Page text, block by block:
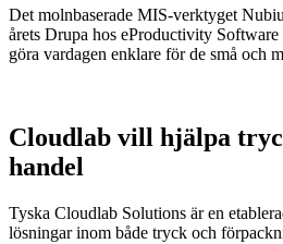
Det molnbaserade MIS-verktyget
årets Drupa hos eProductivity
göra vardagen enklare för de små och
Cloudlab vill hjälpa
handel
Tyska Cloudlab Solutions är en
lösningar inom både tryck och